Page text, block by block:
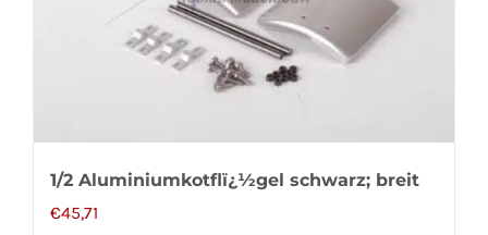
1/2 Aluminiumkotflï¿½gel schwarz; breit
€45,71